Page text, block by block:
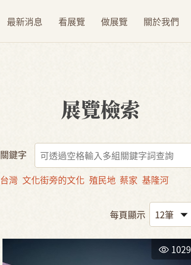
最新消息 看展覽 做展覽 關於我們
展覽檢索
關鍵字
台灣 文化街旁的文化 殖民地 蔡家 基隆河
每頁顯示
1029